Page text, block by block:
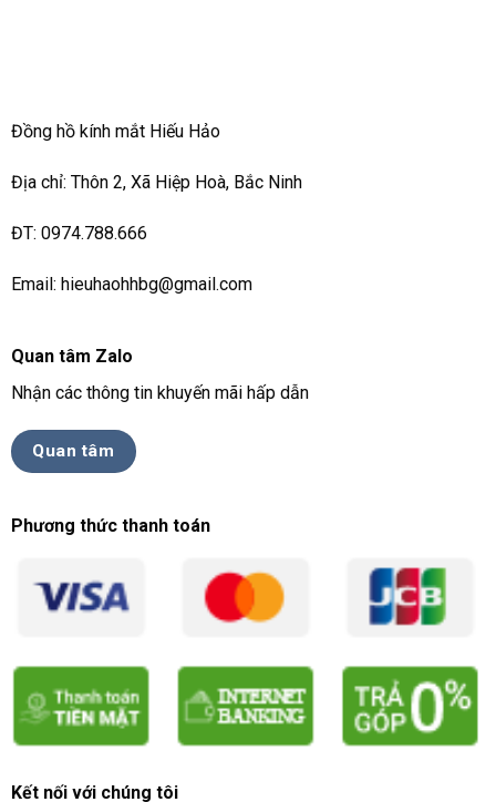
Đồng hồ kính mắt Hiếu Hảo
Địa chỉ: Thôn 2, Xã Hiệp Hoà, Bắc Ninh
ĐT: 0974.788.666
Email: hieuhaohhbg@gmail.com
Quan tâm Zalo
Nhận các thông tin khuyến mãi hấp dẫn
Quan tâm
Phương thức thanh toán
Kết nối với chúng tôi